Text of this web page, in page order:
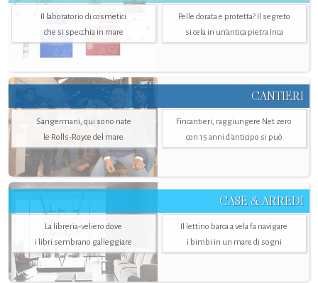
Il laboratorio di cosmetici
che si specchia in mare
Pelle dorata e protetta? Il segreto
si cela in un’antica pietra Inca
CANTIERI
Sangermani, qui sono nate
le Rolls-Royce del mare
Fincantieri, raggiungere Net zero
con 15 anni d'anticipo si può
CASE & ARREDI
La libreria-veliero dove
i libri sembrano galleggiare
Il lettino barca a vela fa navigare
i bimbi in un mare di sogni